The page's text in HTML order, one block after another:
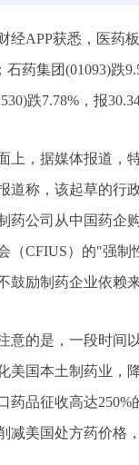
经APP获悉，医药
石药集团(01093)跌
跌7.78%，报
上，据媒体报道，
道称，该起草的行
药公司从中国药企
（CFIUS）的"强
鼓励制药企业依赖
意的是，一段时间
美国本土制药业，
药品征收高达250%
减美国处方药价格